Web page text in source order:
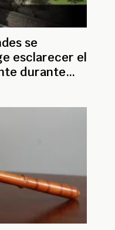
se
esclarecer el
durante